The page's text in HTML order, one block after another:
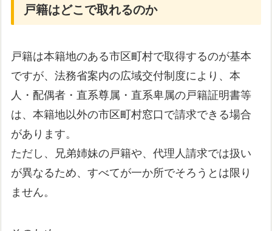
戸籍はどこで取れるのか
戸籍は本籍地のある市区町村で取得するのが基本
ですが、法務省案内の広域交付制度により、本
人・配偶者・直系尊属・直系卑属の戸籍証明書等
は、本籍地以外の市区町村窓口で請求できる場合
があります。
ただし、兄弟姉妹の戸籍や、代理人請求では扱い
が異なるため、すべてが一か所でそろうとは限り
ません。